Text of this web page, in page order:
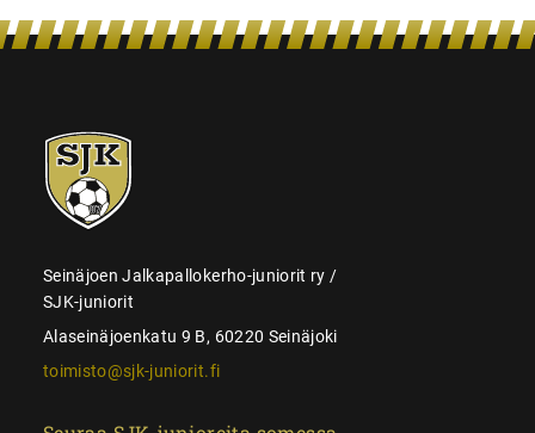
SJK-
juniorit
Seinäjoen Jalkapallokerho-juniorit ry /
SJK-juniorit
Alaseinäjoenkatu 9 B, 60220 Seinäjoki
toimisto@sjk-juniorit.fi